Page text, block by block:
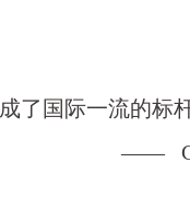
了国际一流的标